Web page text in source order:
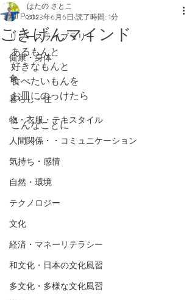
All Posts
リソースライブラリー
健康・身体
食
暮らし・住
物・衣服・テキスタイル
人間関係・・コミュニケーション
気持ち・感情
自然・環境
テクノロジー
文化
経済・マネーリテラシー
和文化・日本の文化風習
多文化・多様な文化風習
ごきげんマインド
はたの さとこ
2023年6月6日 読了時間: 1分
あるもんと
好きなもんと
食べたいもんを
お皿にのっけたら
こんなことに
           ↓